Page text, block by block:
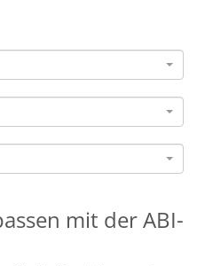
mit der ABI-